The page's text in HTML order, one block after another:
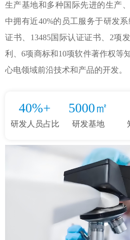
生产基地和多种国际先进的生产
中拥有近40%的员工服务于研发
证书、13485国际认证证书、2项
利、6项商标和10项软件著作权等
心电领域前沿技术和产品的开发。
40%+
研发人员占比
5000㎡
研发基地